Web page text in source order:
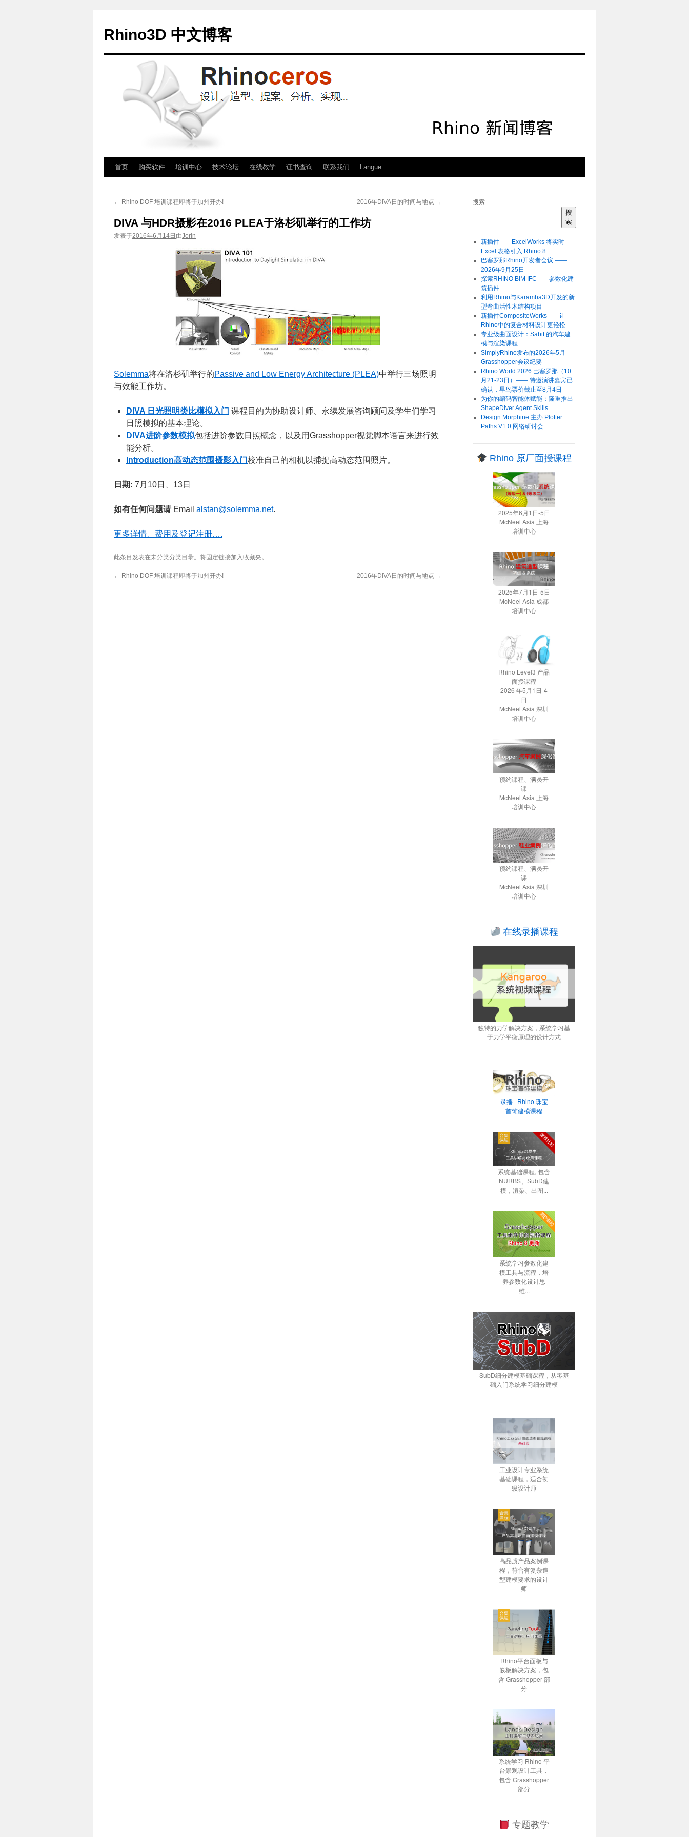
Rhino3D 中文博客
首页 购买软件 培训中心 技术论坛 在线教学 证书查询 联系我们 Langue
← Rhino DOF 培训课程即将于加州开办! 2016年DIVA日的时间与地点 →
DIVA 与HDR摄影在2016 PLEA于洛杉矶举行的工作坊
发表于2016年6月14日 由Jorin
Solemma将在洛杉矶举行的Passive and Low Energy Architecture (PLEA)中举行三场照明
与效能工作坊。
DIVA 日光照明类比模拟入门 课程目的为协助设计师、永续发展咨询顾问及学生们学习
日照模拟的基本理论。
DIVA进阶参数模拟包括进阶参数日照概念，以及用Grasshopper视觉脚本语言来进行效
能分析。
Introduction高动态范围摄影入门校准自己的相机以捕捉高动态范围照片。
日期: 7月10日、13日
如有任何问题请Email alstan@solemma.net.
更多详情、费用及登记注册….
此条目发表在未分类分类目录。将固定链接加入收藏夹。
← Rhino DOF 培训课程即将于加州开办! 2016年DIVA日的时间与地点 →
搜索
搜
索
新插件——ExcelWorks 将实时
Excel 表格引入 Rhino 8
巴塞罗那Rhino开发者会议 ——
2026年9月25日
探索RHINO BIM IFC——参数化建
筑插件
利用Rhino与Karamba3D开发的新
型弯曲活性木结构项目
新插件CompositeWorks——让
Rhino中的复合材料设计更轻松
专业级曲面设计：Sabit 的汽车建
模与渲染课程
SimplyRhino发布的2026年5月
Grasshopper会议纪要
Rhino World 2026 巴塞罗那（10
月21-23日）—— 特邀演讲嘉宾已
确认，早鸟票价截止至8月4日
为你的编码智能体赋能：隆重推出
ShapeDiver Agent Skills
Design Morphine 主办 Plotter
Paths V1.0 网络研讨会
Rhino 原厂面授课程
2025年6月1日-5日
McNeel Asia 上海
培训中心
2025年7月1日-5日
McNeel Asia 成都
培训中心
Rhino Level3 产品
面授课程
2026 年5月1日-4
日
McNeel Asia 深圳
培训中心
预约课程、满员开
课
McNeel Asia 上海
培训中心
预约课程、满员开
课
McNeel Asia 深圳
培训中心
在线录播课程
独特的力学解决方案，系统学习基
于力学平衡原理的设计方式
录播 | Rhino 珠宝
首饰建模课程
系统基础课程, 包含
NURBS、SubD建
模，渲染、出图...
系统学习参数化建
模工具与流程，培
养参数化设计思
维...
SubD细分建模基础课程，从零基
础入门系统学习细分建模
工业设计专业系统
基础课程，适合初
级设计师
高品质产品案例课
程，符合有复杂造
型建模要求的设计
师
Rhino平台面板与
嵌板解决方案，包
含 Grasshopper 部
分
系统学习 Rhino 平
台景观设计工具，
包含 Grasshopper
部分
专题教学